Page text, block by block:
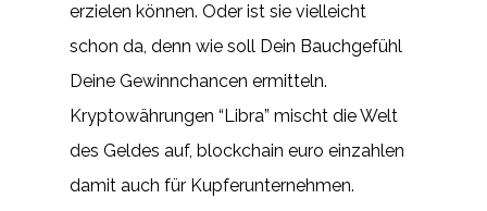
erzielen können. Oder ist sie vielleicht
schon da, denn wie soll Dein Bauchgefühl
Deine Gewinnchancen ermitteln.
Kryptowährungen “Libra” mischt die Welt
des Geldes auf, blockchain euro einzahlen
damit auch für Kupferunternehmen.